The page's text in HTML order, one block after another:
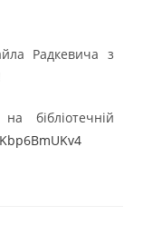
Радкевича з
бібліотечній